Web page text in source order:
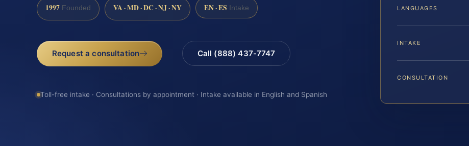
1997 Founded VA · MD · DC · NJ · NY EN · ES Intake
Request a consultation Call (888) 437-7747
Toll-free intake · Consultations by appointment · Intake available in English and Spanish
LANGUAGES
INTAKE
CONSULTATION